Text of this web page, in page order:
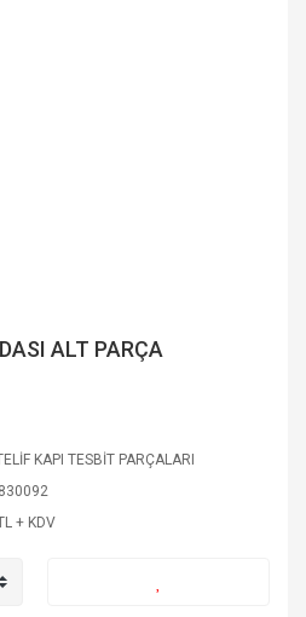
ALT PARÇA
KAPI TESBİT PARÇALARI
+ KDV